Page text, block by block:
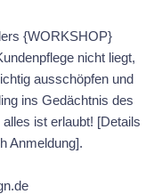
{WORKSHOP}
nicht liegt,
ausschöpfen und
ins Gedächtnis des
ist erlaubt! [Details
Anmeldung].